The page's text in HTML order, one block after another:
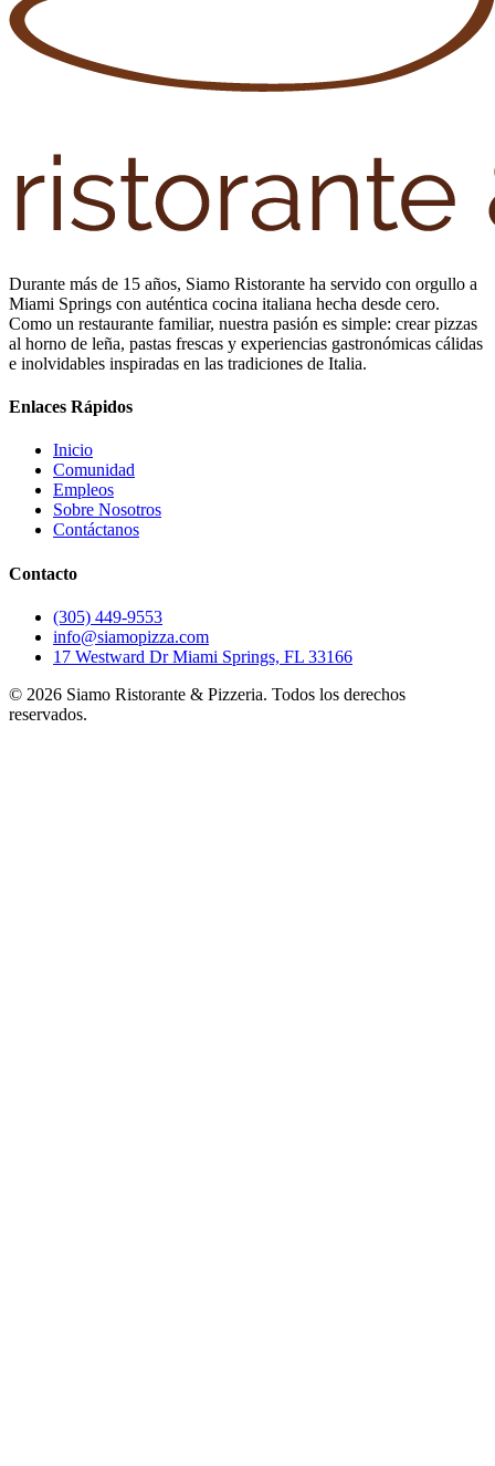
Durante más de 15 años, Siamo Ristorante ha servido con orgullo a
Miami Springs con auténtica cocina italiana hecha desde cero.
Como un restaurante familiar, nuestra pasión es simple: crear pizzas
al horno de leña, pastas frescas y experiencias gastronómicas cálidas
e inolvidables inspiradas en las tradiciones de Italia.
Enlaces Rápidos
Inicio
Comunidad
Empleos
Sobre Nosotros
Contáctanos
Contacto
(305) 449-9553
info@siamopizza.com
17 Westward Dr Miami Springs, FL 33166
© 2026 Siamo Ristorante & Pizzeria. Todos los derechos
reservados.